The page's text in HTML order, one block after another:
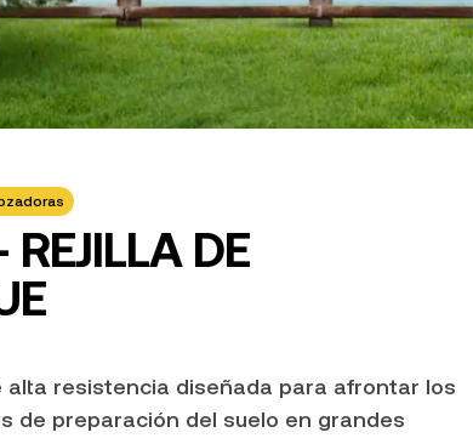
DE
alta resistencia diseñada para afrontar los
de preparación del suelo en grandes